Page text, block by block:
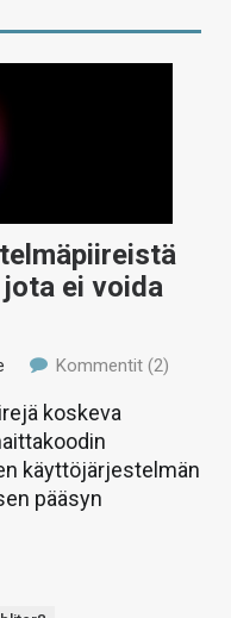
ei voida
Kommentit (2)
koskeva
käyttöjärjestelmän
pääsyn